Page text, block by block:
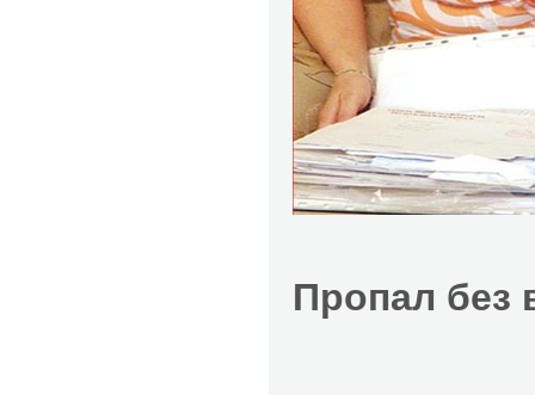
Пропал без